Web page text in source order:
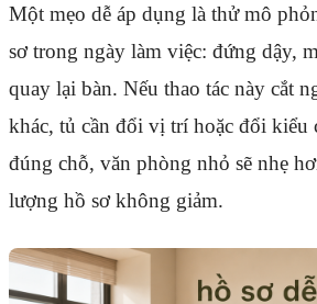
Một mẹo dễ áp dụng là thử mô
sơ trong ngày làm việc: đứng dậy,
quay lại bàn. Nếu thao tác này cắt
khác, tủ cần đổi vị trí hoặc đổi kiểu
đúng chỗ, văn phòng nhỏ sẽ nhẹ
lượng hồ sơ không giảm.